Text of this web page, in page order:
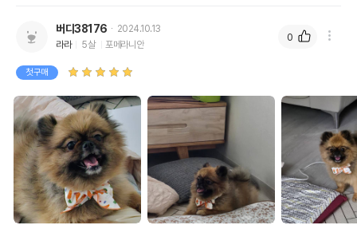
버디38176
2024.10.13
라라
5살 포메라니안
첫구매
0